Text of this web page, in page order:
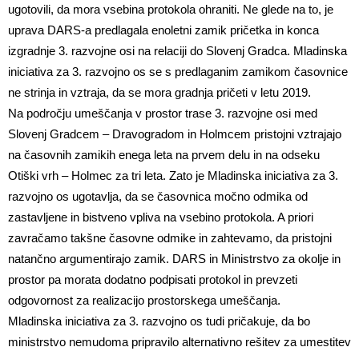
ugotovili, da mora vsebina protokola ohraniti. Ne glede na to, je
uprava DARS-a predlagala enoletni zamik pričetka in konca
izgradnje 3. razvojne osi na relaciji do Slovenj Gradca. Mladinska
iniciativa za 3. razvojno os se s predlaganim zamikom časovnice
ne strinja in vztraja, da se mora gradnja pričeti v letu 2019.
Na področju umeščanja v prostor trase 3. razvojne osi med
Slovenj Gradcem – Dravogradom in Holmcem pristojni vztrajajo
na časovnih zamikih enega leta na prvem delu in na odseku
Otiški vrh – Holmec za tri leta. Zato je Mladinska iniciativa za 3.
razvojno os ugotavlja, da se časovnica močno odmika od
zastavljene in bistveno vpliva na vsebino protokola. A priori
zavračamo takšne časovne odmike in zahtevamo, da pristojni
natančno argumentirajo zamik. DARS in Ministrstvo za okolje in
prostor pa morata dodatno podpisati protokol in prevzeti
odgovornost za realizacijo prostorskega umeščanja.
Mladinska iniciativa za 3. razvojno os tudi pričakuje, da bo
ministrstvo nemudoma pripravilo alternativno rešitev za umestitev